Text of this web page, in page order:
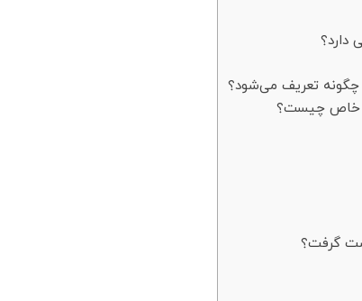
تعریف می‌شود؟
خاص چیست؟